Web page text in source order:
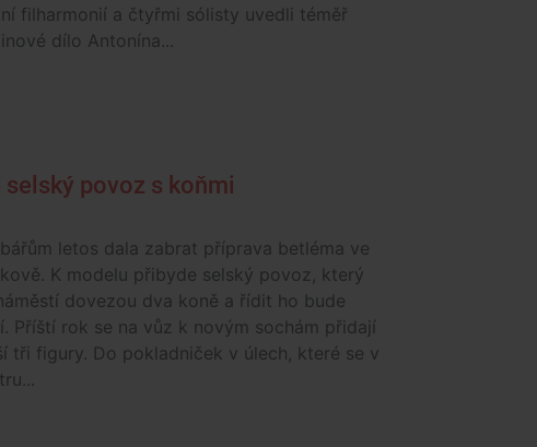
filharmonií a čtyřmi sólisty uvedli téměř
dílo Antonína...
povoz s koňmi
letos dala zabrat příprava betléma ve
K modelu přibyde selský povoz, který
dovezou dva koně a řídit ho bude
Příští rok se na vůz k novým sochám přidají
tři figury. Do pokladniček v úlech, které se v